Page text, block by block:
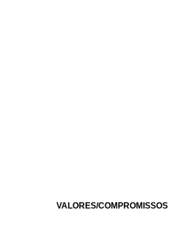
VALORES/COMPROMISSOS